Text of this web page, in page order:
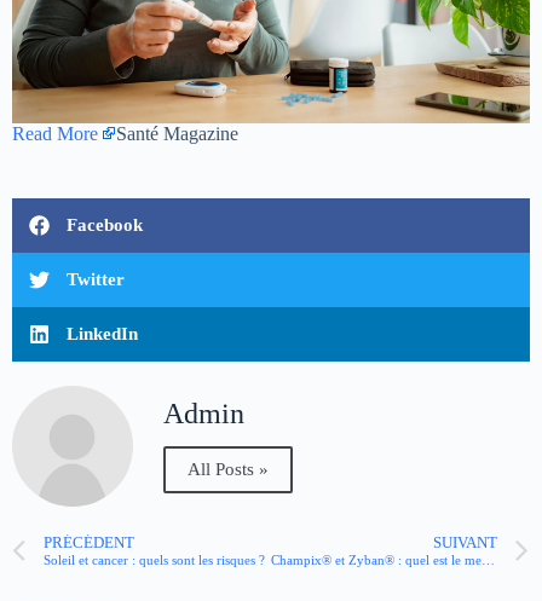
Read More Santé Magazine
Facebook
Twitter
LinkedIn
Admin
All Posts »
PRÉCÉDENT
Soleil et cancer : quels sont les risques ?
SUIVANT
Champix® et Zyban® : quel est le meilleur médicament pour arrêter de fumer ?